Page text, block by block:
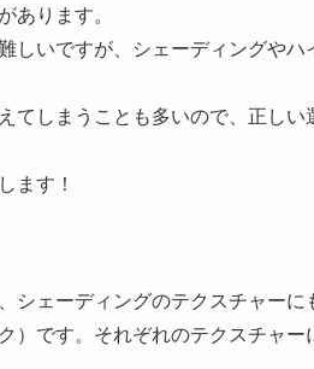
あります。
しいですが、シェーディングやハ
てしまうことも多いので、正しい
ます！
ェーディングのテクスチャーに
）です。それぞれのテクスチャー